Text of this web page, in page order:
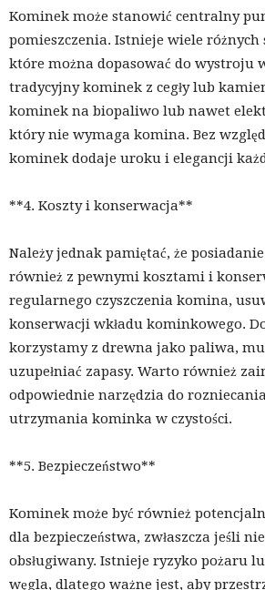
Kominek może stanowić centralny
pomieszczenia. Istnieje wiele
które można dopasować do wystroju
tradycyjny kominek z cegły lub
kominek na biopaliwo lub nawet
który nie wymaga komina. Bez
kominek dodaje uroku i elegancji
**4. Koszty i konserwacja**
Należy jednak pamiętać, że
również z pewnymi kosztami i
regularnego czyszczenia komina,
konserwacji wkładu kominkowego.
korzystamy z drewna jako paliwa,
uzupełniać zapasy. Warto również
odpowiednie narzędzia do
utrzymania kominka w czystości.
**5. Bezpieczeństwo**
Kominek może być również
dla bezpieczeństwa, zwłaszcza jeśli
obsługiwany. Istnieje ryzyko pożaru
węgla, dlatego ważne jest, aby